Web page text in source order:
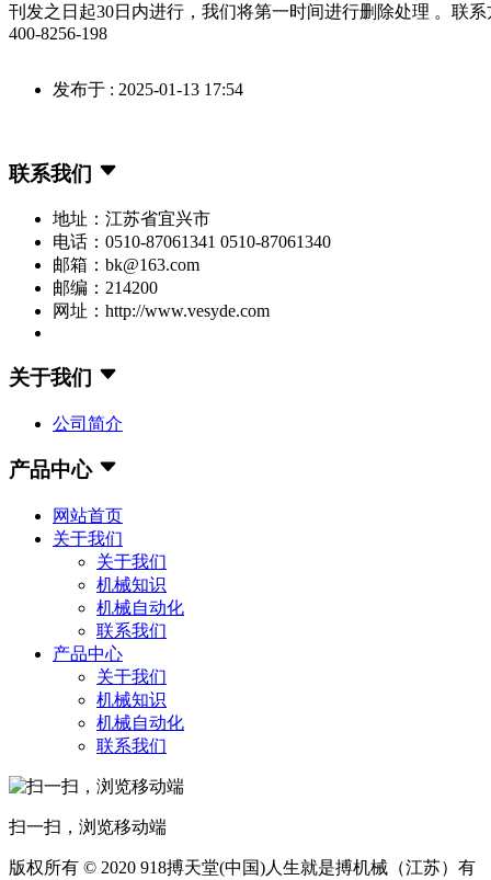
刊发之日起30日内进行，我们将第一时间进行删除处理 。联系
400-8256-198
发布于 : 2025-01-13 17:54
联系我们
地址：江苏省宜兴市
电话：0510-87061341 0510-87061340
邮箱：bk@163.com
邮编：214200
网址：http://www.vesyde.com
关于我们
公司简介
产品中心
网站首页
关于我们
关于我们
机械知识
机械自动化
联系我们
产品中心
关于我们
机械知识
机械自动化
联系我们
扫一扫，浏览移动端
版权所有 © 2020 918搏天堂(中国)人生就是搏机械（江苏）有